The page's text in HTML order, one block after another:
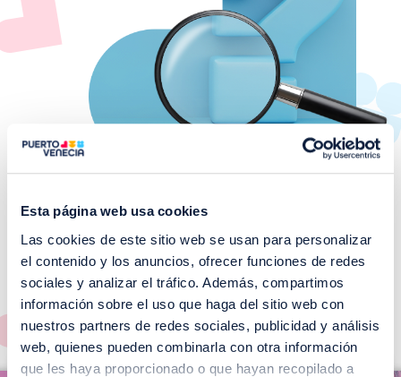
Esta página web usa cookies
Las cookies de este sitio web se usan para personalizar
el contenido y los anuncios, ofrecer funciones de redes
sociales y analizar el tráfico. Además, compartimos
información sobre el uso que haga del sitio web con
nuestros partners de redes sociales, publicidad y análisis
web, quienes pueden combinarla con otra información
que les haya proporcionado o que hayan recopilado a
¡No te pierdas nuestros
EVENTOS!
Ver todos >